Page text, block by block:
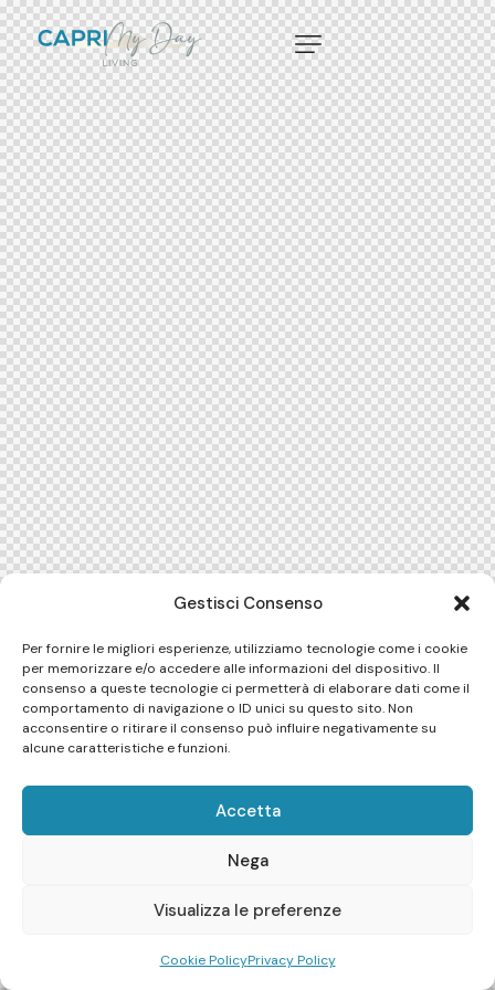
Gestisci Consenso
Per fornire le migliori esperienze, utilizziamo tecnologie come i cookie
per memorizzare e/o accedere alle informazioni del dispositivo. Il
consenso a queste tecnologie ci permetterà di elaborare dati come il
comportamento di navigazione o ID unici su questo sito. Non
acconsentire o ritirare il consenso può influire negativamente su
alcune caratteristiche e funzioni.
Accetta
Nega
Visualizza le preferenze
Cookie PolicyPrivacy Policy